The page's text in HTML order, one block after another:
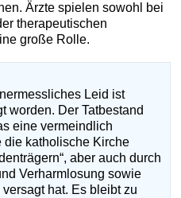
Ärzte spielen sowohl bei
therapeutischen
große Rolle.
Leid ist
worden. Der Tatbestand
eine vermeindlich
die katholische Kirche
aber auch durch
Verharmlosung sowie
hat. Es bleibt zu